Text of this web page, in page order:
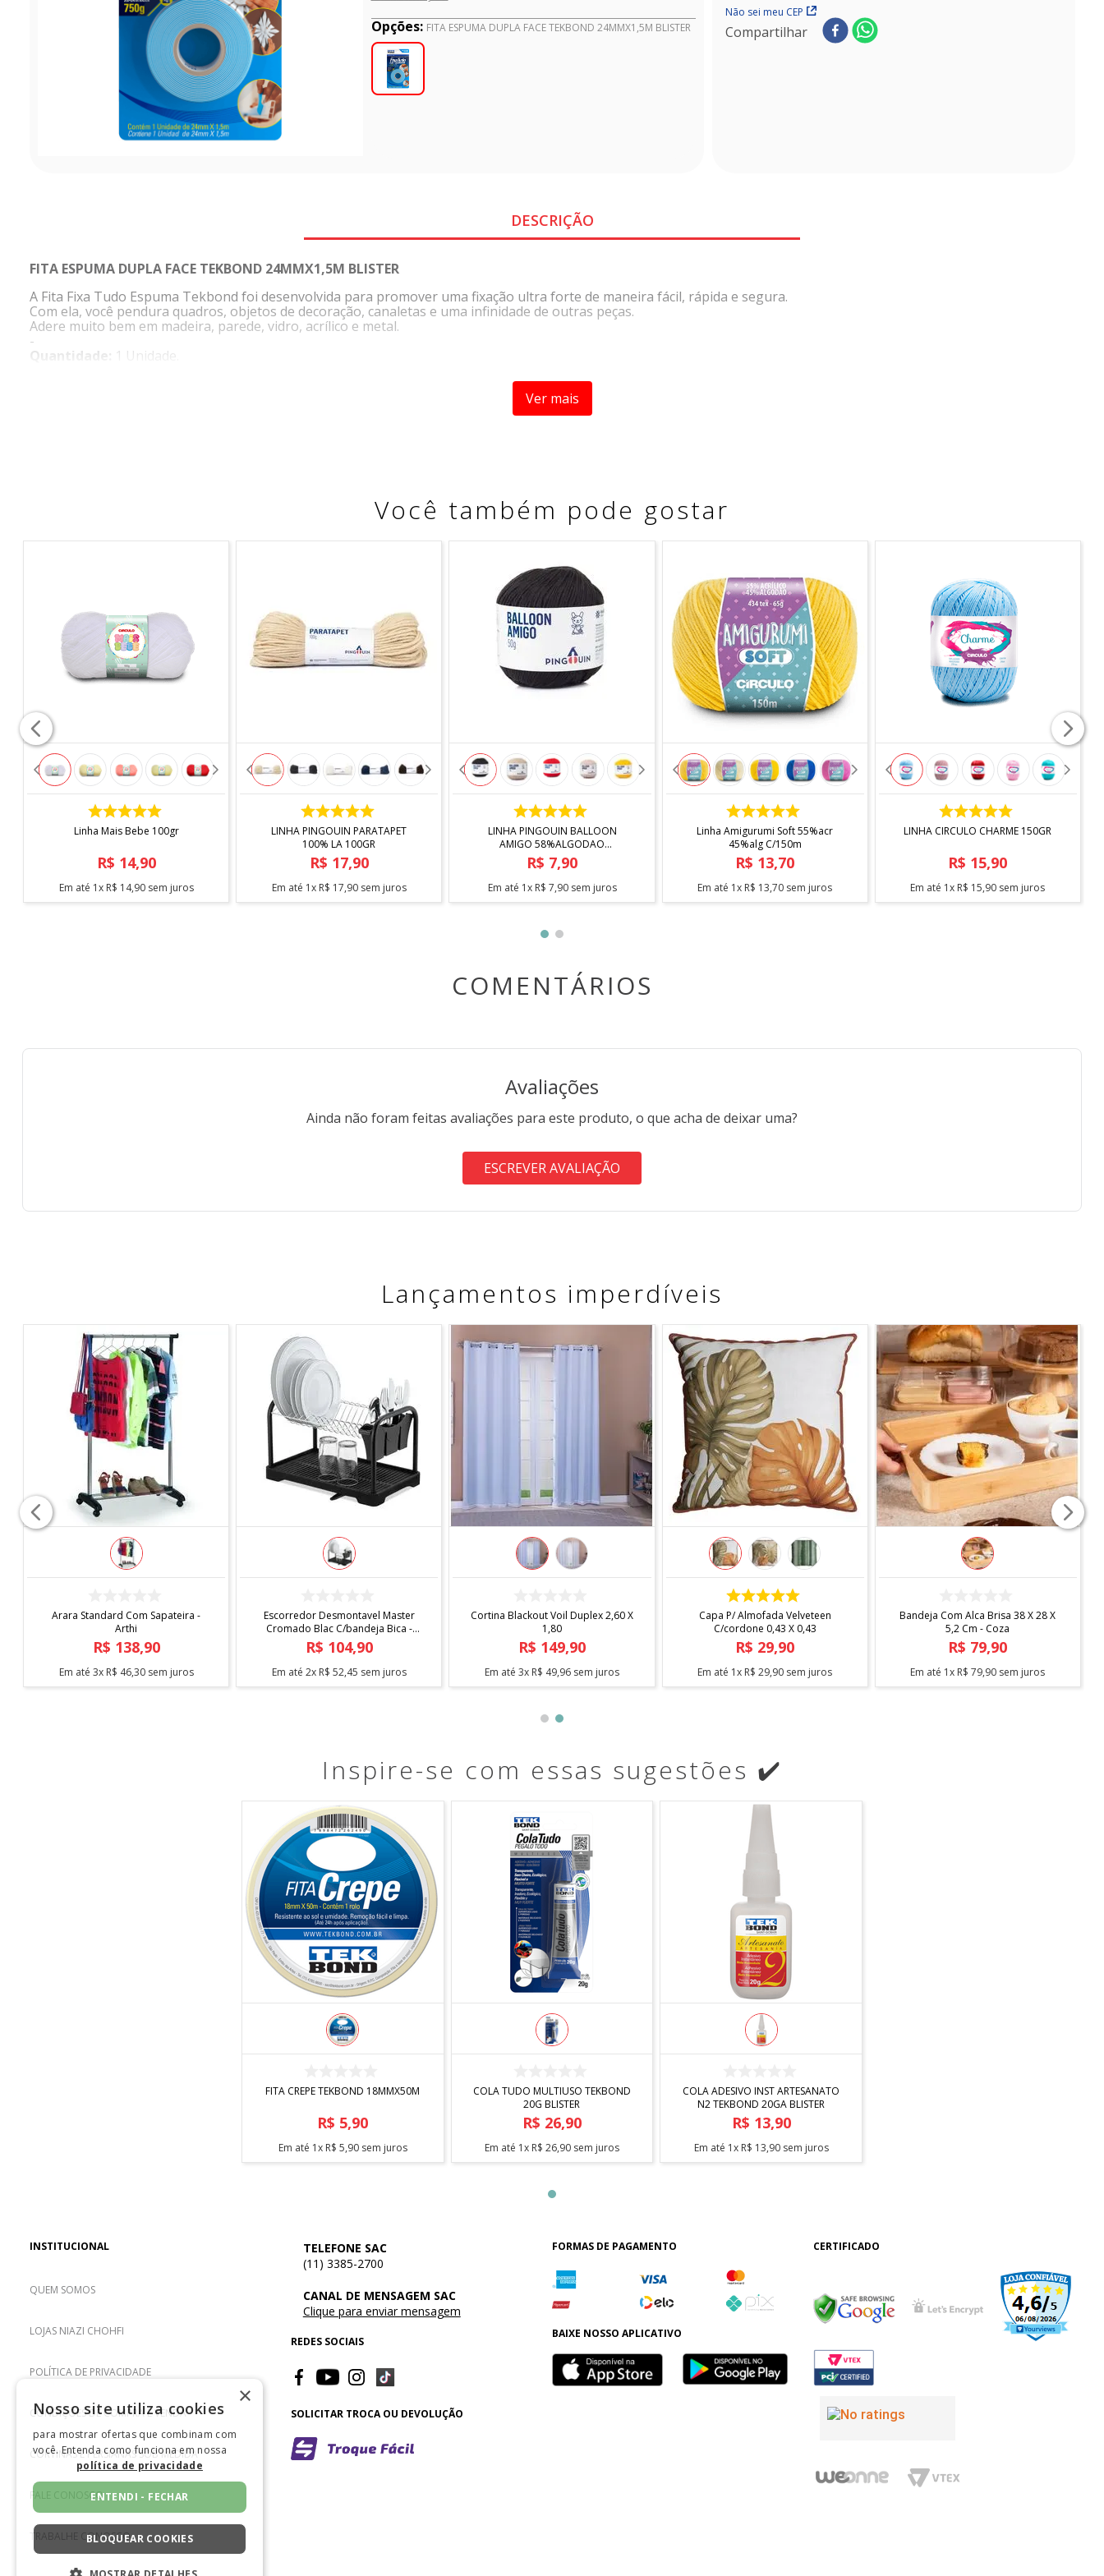
Opções: FITA ESPUMA DUPLA FACE TEKBOND 24MMX1,5M BLISTER
Não sei meu CEP
Compartilhar
DESCRIÇÃO
FITA ESPUMA DUPLA FACE TEKBOND 24MMX1,5M BLISTER
A Fita Fixa Tudo Espuma Tekbond foi desenvolvida para promover uma fixação ultra forte de maneira fácil, rápida e segura.
Com ela, você pendura quadros, objetos de decoração, canaletas e uma infinidade de outras peças.
Adere muito bem em madeira, parede, vidro, acrílico e metal.
-
Quantidade:
1 Unidade.
Ver mais
Você também pode gostar
COMPRAR
Linha Mais Bebe 100gr
R$ 14,90
Em até 1x R$ 14,90sem juros
COMPRAR
LINHA PINGOUIN PARATAPET
100% LA 100GR
R$ 17,90
Em até 1x R$ 17,90sem juros
COMPRAR
LINHA PINGOUIN BALLOON
AMIGO 58%ALGODAO
42%ACRILICO 50GR
R$ 7,90
Em até 1x R$ 7,90sem juros
COMPRAR
Linha Amigurumi Soft 55%acr
45%alg C/150m
R$ 13,70
Em até 1x R$ 13,70 sem juros
COMPRAR
LINHA CIRCULO CHARME 150GR
R$ 15,90
Em até 1x R$ 15,90 sem juros
COMENTÁRIOS
Avaliações
Ainda não foram feitas avaliações para este produto, o que acha de deixar uma?
ESCREVER AVALIAÇÃO
Lançamentos imperdíveis
Arara Standard Com Sapateira -
Arthi
R$ 138,90
Em até 3x R$ 46,30sem juros
Escorredor Desmontavel Master
Cromado Blac C/bandeja Bica -
Arthi
R$ 104,90
Em até 2x R$ 52,45 sem juros
Cortina Blackout Voil Duplex 2,60 X
1,80
R$ 149,90
Em até 3x R$ 49,96sem juros
COMPRAR
Capa P/ Almofada Velveteen
C/cordone 0,43 X 0,43
R$ 29,90
Em até 1x R$ 29,90 sem juros
Bandeja Com Alca Brisa 38 X 28 X
5,2 Cm - Coza
R$ 79,90
Em até 1x R$ 79,90 sem juros
Inspire-se com essas sugestões ✔️
FITA CREPE TEKBOND 18MMX50M
R$ 5,90
Em até 1x R$ 5,90sem juros
COLA TUDO MULTIUSO TEKBOND
20G BLISTER
R$ 26,90
Em até 1x R$ 26,90 sem juros
COLA ADESIVO INST ARTESANATO
N2 TEKBOND 20GA BLISTER
R$ 13,90
Em até 1x R$ 13,90sem juros
INSTITUCIONAL
QUEM SOMOS
LOJAS NIAZI CHOHFI
POLÍTICA DE PRIVACIDADE
CONDIÇÕES DE COMPRA E VENDA
CORTINAS E PERSIANAS SOB MEDIDA
FALE CONOSCO
TRABALHE CONOSCO
TELEFONE SAC
(11) 3385-2700
CANAL DE MENSAGEM SAC
Clique para enviar mensagem
REDES SOCIAIS
SOLICITAR TROCA OU DEVOLUÇÃO
FORMAS DE PAGAMENTO
BAIXE NOSSO APLICATIVO
CERTIFICADO
×
Nosso site utiliza cookies
para mostrar ofertas que combinam com
você. Entenda como funciona em nossa
política de privacidade
ENTENDI - FECHAR
BLOQUEAR COOKIES